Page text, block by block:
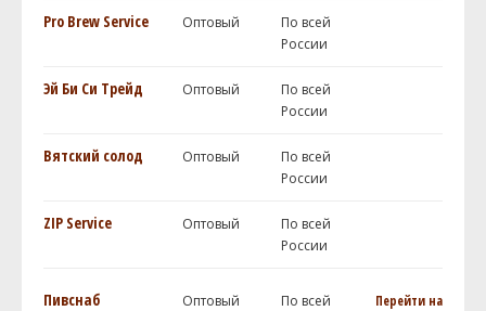
Pro Brew Service Оптовый
По всей
России
Эй Би Си Трейд Оптовый
По всей
России
Вятский солод Оптовый
По всей
России
ZIP Service Оптовый
По всей
России
Пивснаб Оптовый
По всей
Перейти на